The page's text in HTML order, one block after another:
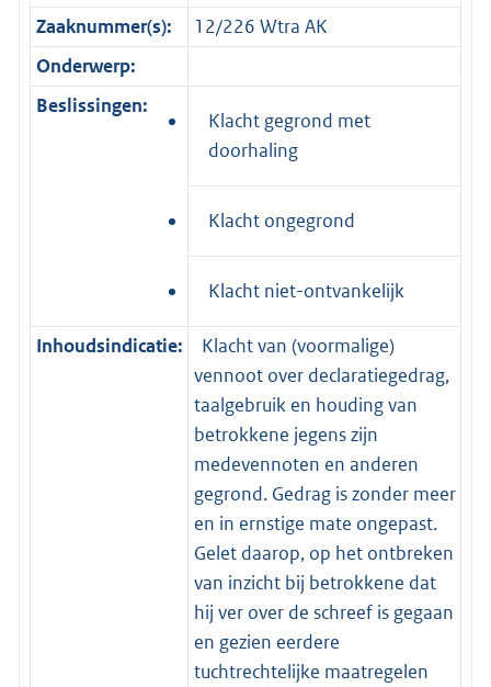
Zaaknummer(s):
12/226 Wtra AK
Onderwerp:
Beslissingen:
Klacht gegrond met
doorhaling
Klacht ongegrond
Klacht niet-ontvankelijk
Inhoudsindicatie:
Klacht van (voormalige)
vennoot over declaratiegedrag,
taalgebruik en houding van
betrokkene jegens zijn
medevennoten en anderen
gegrond. Gedrag is zonder meer
en in ernstige mate ongepast.
Gelet daarop, op het ontbreken
van inzicht bij betrokkene dat
hij ver over de schreef is gegaan
en gezien eerdere
tuchtrechtelijke maatregelen